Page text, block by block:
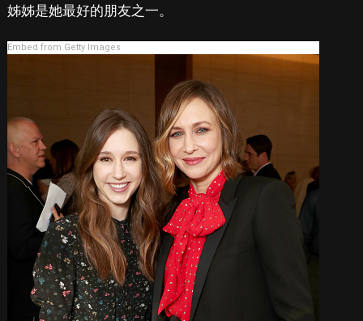
姊姊是她最好的朋友之一。
Embed from Getty Images